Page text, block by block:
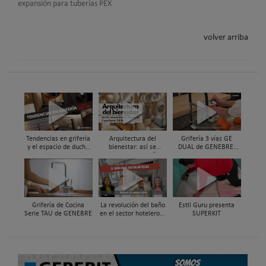
expansión para tuberías PEX
volver arriba
Tendencias en grifería
y el espacio de ducha
2026
Arquitectura del
bienestar: así se
en Casa Decor 2026
Grifería 3 vías GE
DUAL de GENEBRE,
sistemas de filtrado de
agua y ósmosis
Grifería de Cocina
Serie TAU de GENEBRE
La revolución del baño
en el sector hotelero |
Estil Guru presenta
SUPERKIT